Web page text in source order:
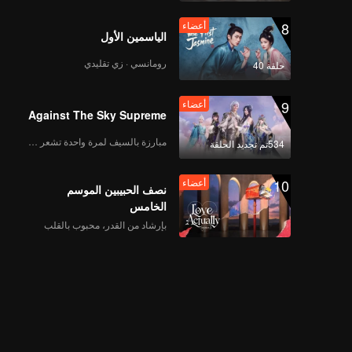
8
حلقة 40
أعضاء
الياسمين الأول
رومانسي · زي تقليدي
9
534تم تجديد الحلقة
أعضاء
Against The Sky Supreme
10 أعضاء
نصف الحبيبين الموسم
الخامس
بإرشاد من القدر، محبوب بالقلب